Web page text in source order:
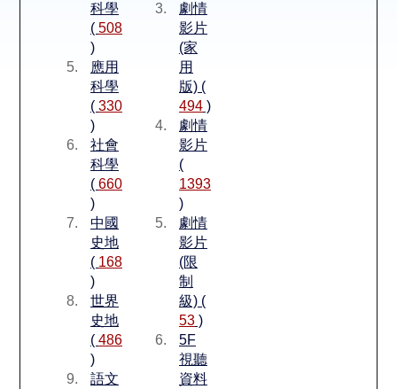
熱門借閱
個人借閱
科學
( 508
)
應用
科學
( 330
)
社會
科學
( 660
)
中國
史地
( 168
)
世界
史地
( 486
)
語文
劇情
影片
(家
用
版) (
494)
劇情
影片
(
1393
)
劇情
影片
(限
制
級) (
53)
5F
視聽
資料